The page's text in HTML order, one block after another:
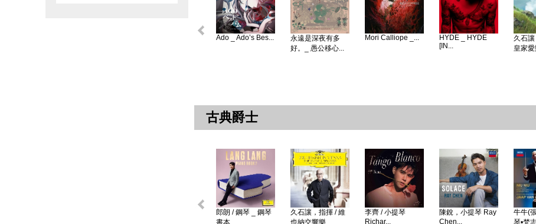
Ado _ Ado’s Bes...
永遠是深夜有多
好。_ 愚公移心...
Mori Calliope _...
HYDE _ HYDE
[IN...
久石
皇家
古典爵士
郎朗 / 鋼琴 _ 鋼琴
書本 ...
久石讓，指揮 / 維
也納交響樂...
李齊 / 小提琴
Richar...
陳銳，小提琴 Ray
Chen...
牛牛(
琴•梵志